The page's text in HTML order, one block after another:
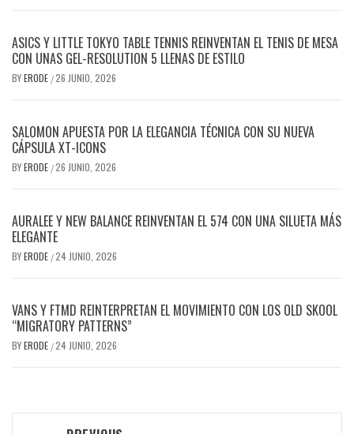
ASICS Y LITTLE TOKYO TABLE TENNIS REINVENTAN EL TENIS DE MESA
CON UNAS GEL-RESOLUTION 5 LLENAS DE ESTILO
BYERODE /26 JUNIO, 2026
SALOMON APUESTA POR LA ELEGANCIA TÉCNICA CON SU NUEVA
CÁPSULA XT-ICONS
BYERODE /26 JUNIO, 2026
AURALEE Y NEW BALANCE REINVENTAN EL 574 CON UNA SILUETA MÁS
ELEGANTE
BYERODE /24 JUNIO, 2026
VANS Y FTMD REINTERPRETAN EL MOVIMIENTO CON LOS OLD SKOOL
“MIGRATORY PATTERNS”
BYERODE /24 JUNIO, 2026